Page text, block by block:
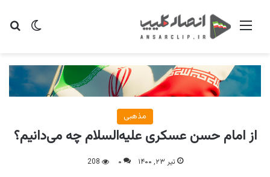
تغییر منو
مذهبی
از امام حسن عسکری علیه‌السلام چه می‌دانیم؟
تیر ۲۳, ۱۴۰۰ ۰ 208